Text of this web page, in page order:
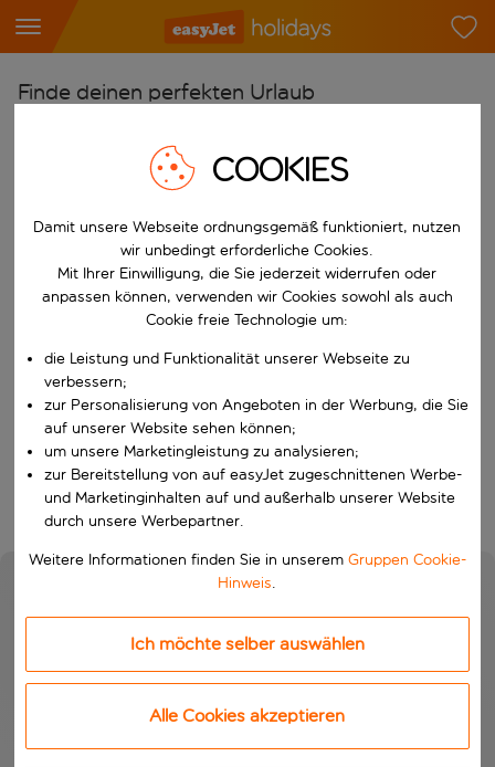
Finde deinen perfekten Urlaub
Flughafen wählen
Beginne mit der Eingabe für die automatische
Reiseziel wählen
Nach
Wähle ein Ab- und Rückflugdatum aus.
Reisezeitraum wählen
Wann
Wer
Suchen
COOKIES
Damit unsere Webseite ordnungsgemäß funktioniert, nutzen
wir unbedingt erforderliche Cookies.
Mit Ihrer Einwilligung, die Sie jederzeit widerrufen oder
anpassen können, verwenden wir Cookies sowohl als auch
Cookie freie Technologie um:
die Leistung und Funktionalität unserer Webseite zu
verbessern;
zur Personalisierung von Angeboten in der Werbung, die Sie
auf unserer Website sehen können;
um unsere Marketingleistung zu analysieren;
zur Bereitstellung von auf easyJet zugeschnittenen Werbe-
und Marketinginhalten auf und außerhalb unserer Website
durch unsere Werbepartner.
Weitere Informationen finden Sie in unserem Gruppen Cookie-
Hinweis.
Ich möchte selber auswählen
Alle Cookies akzeptieren